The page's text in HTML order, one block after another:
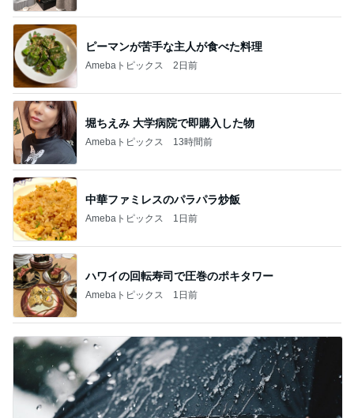
ピーマンが苦手な主人が食べた料理
Amebaトピックス 2日前
堀ちえみ 大学病院で即購入した物
Amebaトピックス 13時間前
中華ファミレスのパラパラ炒飯
Amebaトピックス 1日前
ハワイの回転寿司で圧巻のポキタワー
Amebaトピックス 1日前